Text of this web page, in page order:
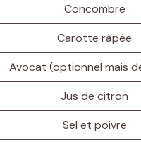
Concombre
Carotte râpée
Avocat (optionnel mais
Jus de citron
Sel et poivre